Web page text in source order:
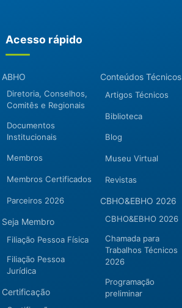
Acesso rápido
ABHO
Diretoria, Conselhos,
Comitês e Regionais
Documentos
Institucionais
Membros
Membros Certificados
Parceiros 2026
Seja Membro
Filiação Pessoa Física
Filiação Pessoa
Jurídica
Certificação
Conteúdos Técnicos
Artigos Técnicos
Biblioteca
Blog
Museu Virtual
Revistas
CBHO&EBHO 2026
CBHO&EBHO 2026
Chamada para
Trabalhos Técnicos
2026
Programação
preliminar